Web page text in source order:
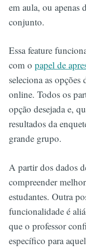
em aula, ou apenas
conjunto.
Essa feature
com o papel de
seleciona as opções
online. Todos os
opção desejada e,
resultados da
grande grupo.
A partir dos dados
compreender
estudantes. Outra
funcionalidade é
que o professor
específico para